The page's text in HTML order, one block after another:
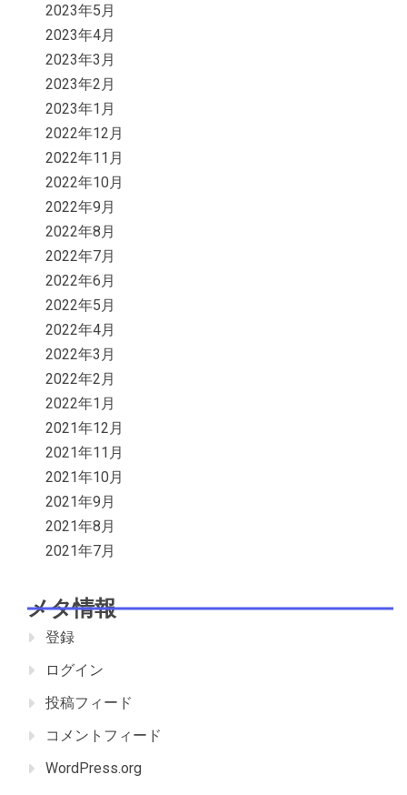
2023年5月
2023年4月
2023年3月
2023年2月
2023年1月
2022年12月
2022年11月
2022年10月
2022年9月
2022年8月
2022年7月
2022年6月
2022年5月
2022年4月
2022年3月
2022年2月
2022年1月
2021年12月
2021年11月
2021年10月
2021年9月
2021年8月
2021年7月
メタ情報
登録
ログイン
投稿フィード
コメントフィード
WordPress.org